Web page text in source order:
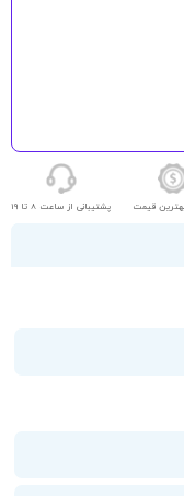
قیمت پشتیبانی از ساعت 8 تا 19